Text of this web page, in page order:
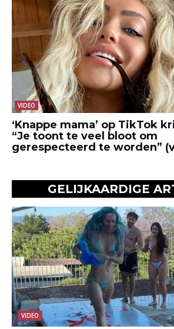
VIDEO
‘Knappe mama’ op TikTok
“Je toont te veel bloot om
gerespecteerd te worden”
GELIJKAARDIGE
VIDEO